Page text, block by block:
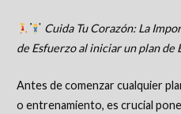
Cuida Tu Corazón: La
de Esfuerzo al iniciar un plan de
Antes de comenzar cualquier
o entrenamiento, es crucial